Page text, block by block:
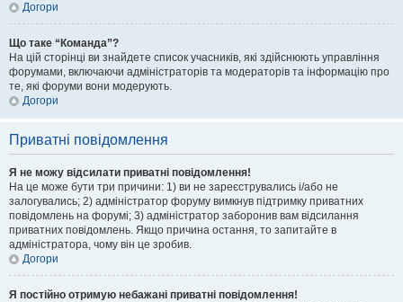
Догори
Що таке “Команда”?
На цій сторінці ви знайдете список учасників, які здійснюють управління
форумами, включаючи адміністраторів та модераторів та інформацію про
те, які форуми вони модерують.
Догори
Приватні повідомлення
Я не можу відсилати приватні повідомлення!
На це може бути три причини: 1) ви не зареєструвались і/або не
залогувались; 2) адміністратор форуму вимкнув підтримку приватних
повідомлень на форумі; 3) адміністратор заборонив вам відсилання
приватних повідомлень. Якщо причина остання, то запитайте в
адміністратора, чому він це зробив.
Догори
Я постійно отримую небажані приватні повідомлення!